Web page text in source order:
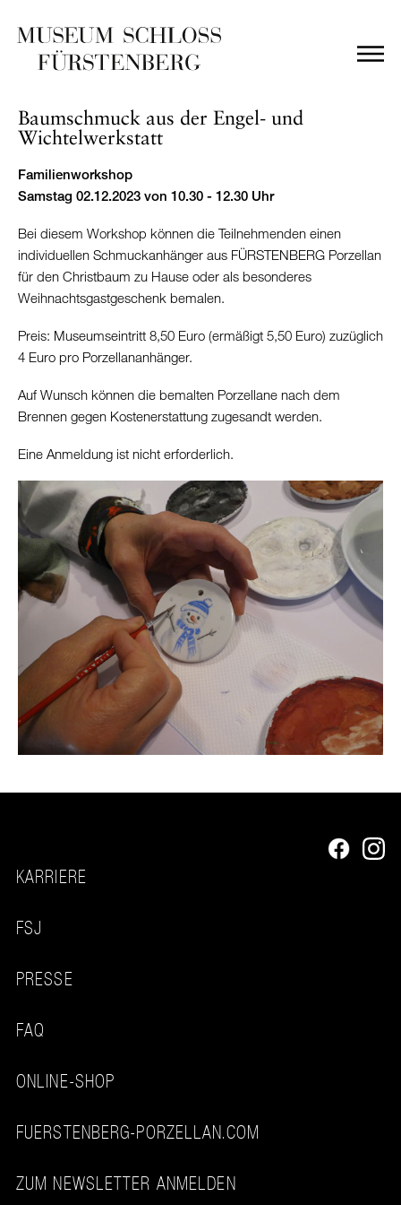
Baumschmuck aus der Engel- und
Wichtelwerkstatt
Familienworkshop
Samstag 02.12.2023 von 10.30 - 12.30 Uhr
Bei diesem Workshop können die Teilnehmenden einen
individuellen Schmuckanhänger aus FÜRSTENBERG Porzellan
für den Christbaum zu Hause oder als besonderes
Weihnachtsgastgeschenk bemalen.
Preis: Museumseintritt 8,50 Euro (ermäßigt 5,50 Euro) zuzüglich
4 Euro pro Porzellananhänger.
Auf Wunsch können die bemalten Porzellane nach dem
Brennen gegen Kostenerstattung zugesandt werden.
Eine Anmeldung ist nicht erforderlich.
KARRIERE
FSJ
PRESSE
FAQ
ONLINE-SHOP
FUERSTENBERG-PORZELLAN.COM
ZUM NEWSLETTER ANMELDEN